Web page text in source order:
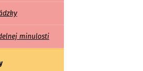
minulosti